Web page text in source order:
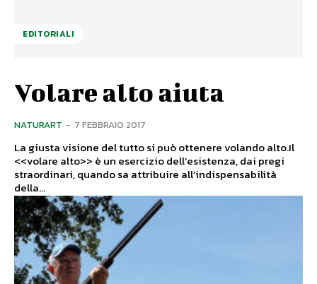
EDITORIALI
Volare alto aiuta
NATURART - 7 FEBBRAIO 2017
La giusta visione del tutto si può ottenere volando alto.Il
<<volare alto>> è un esercizio dell’esistenza, dai pregi
straordinari, quando sa attribuire all’indispensabilità
della...